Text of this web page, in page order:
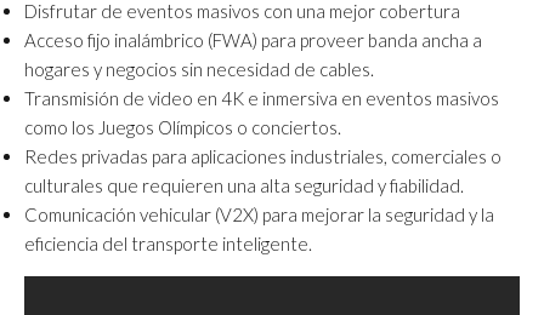
Disfrutar de eventos masivos con una mejor cobertura
Acceso fijo inalámbrico (FWA) para proveer banda ancha a
hogares y negocios sin necesidad de cables.
Transmisión de video en 4K e inmersiva en eventos masivos
como los Juegos Olímpicos o conciertos.
Redes privadas para aplicaciones industriales, comerciales o
culturales que requieren una alta seguridad y fiabilidad.
Comunicación vehicular (V2X) para mejorar la seguridad y la
eficiencia del transporte inteligente.